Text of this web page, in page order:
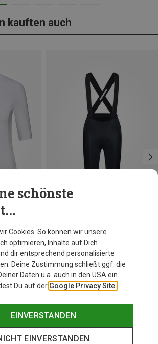
kauften auch
schönste
Cookies. So können wir unsere
optimieren, Inhalte auf Dich
dir entsprechend personalisierte
Deine Zustimmung schließt ggf. die
Daten u.a. auch in den USA ein.
Du auf der Google Privacy Site.
EINVERSTANDEN
EINVERSTANDEN